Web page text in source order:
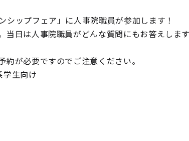
ップフェア」に人事院職員が参加します！
日は人事院職員がどんな質問にもお答えしま
が必要ですのでご注意ください。
生向け